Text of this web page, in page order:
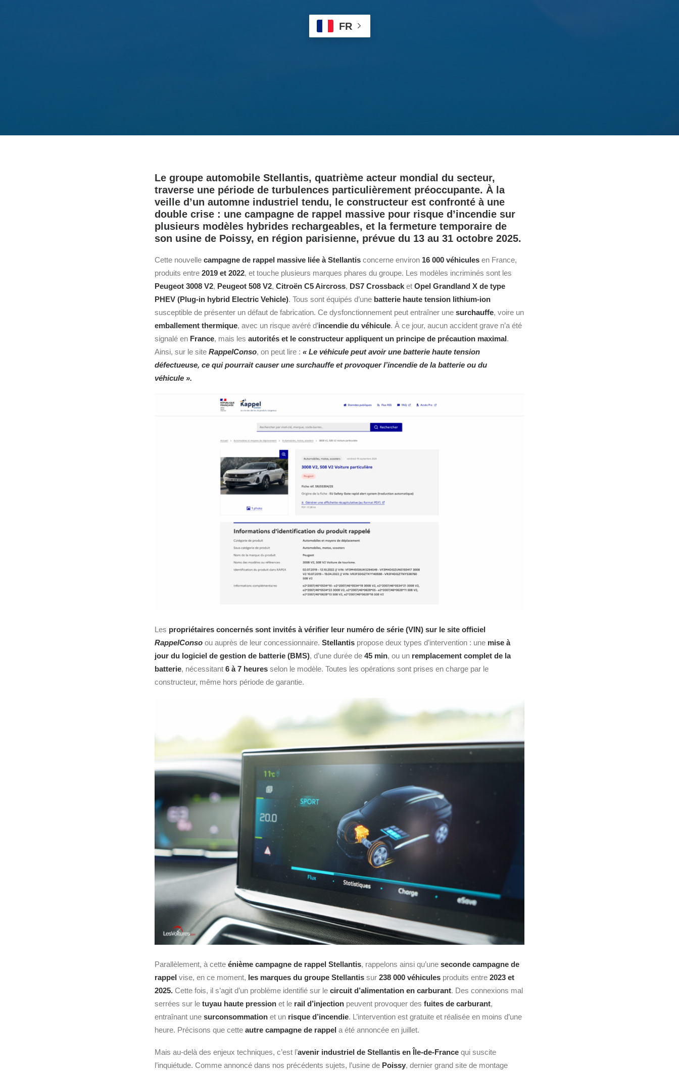
FR
Le groupe automobile Stellantis, quatrième acteur mondial du secteur,
traverse une période de turbulences particulièrement préoccupante. À la
veille d’un automne industriel tendu, le constructeur est confronté à une
double crise : une campagne de rappel massive pour risque d’incendie sur
plusieurs modèles hybrides rechargeables, et la fermeture temporaire de
son usine de Poissy, en région parisienne, prévue du 13 au 31 octobre 2025.
Cette nouvelle campagne de rappel massive liée à Stellantis concerne environ 16 000 véhicules en France,
produits entre 2019 et 2022, et touche plusieurs marques phares du groupe. Les modèles incriminés sont les
Peugeot 3008 V2, Peugeot 508 V2, Citroën C5 Aircross, DS7 Crossback et Opel Grandland X de type
PHEV (Plug-in hybrid Electric Vehicle). Tous sont équipés d’une batterie haute tension lithium-ion
susceptible de présenter un défaut de fabrication. Ce dysfonctionnement peut entraîner une surchauffe, voire un
emballement thermique, avec un risque avéré d’incendie du véhicule. À ce jour, aucun accident grave n’a été
signalé en France, mais les autorités et le constructeur appliquent un principe de précaution maximal.
Ainsi, sur le site RappelConso, on peut lire : « Le véhicule peut avoir une batterie haute tension
défectueuse, ce qui pourrait causer une surchauffe et provoquer l’incendie de la batterie ou du
véhicule ».
Les propriétaires concernés sont invités à vérifier leur numéro de série (VIN) sur le site officiel
RappelConso ou auprès de leur concessionnaire. Stellantis propose deux types d’intervention : une mise à
jour du logiciel de gestion de batterie (BMS), d’une durée de 45 min, ou un remplacement complet de la
batterie, nécessitant 6 à 7 heures selon le modèle. Toutes les opérations sont prises en charge par le
constructeur, même hors période de garantie.
Parallèlement, à cette énième campagne de rappel Stellantis, rappelons ainsi qu’une seconde campagne de
rappel vise, en ce moment, les marques du groupe Stellantis sur 238 000 véhicules produits entre 2023 et
2025. Cette fois, il s’agit d’un problème identifié sur le circuit d’alimentation en carburant. Des connexions mal
serrées sur le tuyau haute pression et le rail d’injection peuvent provoquer des fuites de carburant,
entraînant une surconsommation et un risque d’incendie. L’intervention est gratuite et réalisée en moins d’une
heure. Précisons que cette autre campagne de rappel a été annoncée en juillet.
Mais au-delà des enjeux techniques, c’est l’avenir industriel de Stellantis en Île-de-France qui suscite
l’inquiétude. Comme annoncé dans nos précédents sujets, l’usine de Poissy, dernier grand site de montage